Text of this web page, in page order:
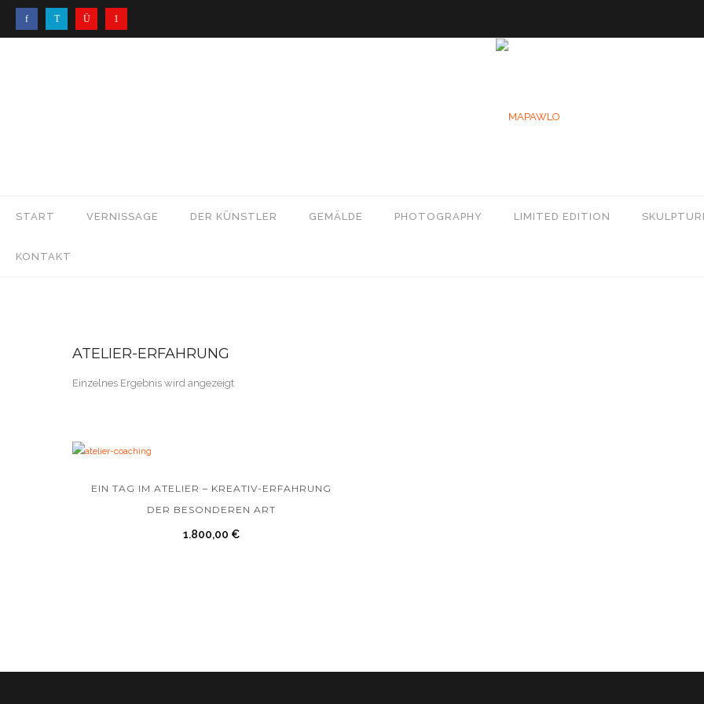
START VERNISSAGE DER KÜNSTLER GEMÄLDE PHOTOGRAPHY LIMITED EDITION
KONTAKT
ATELIER-ERFAHRUNG
Einzelnes Ergebnis wird angezeigt
EIN TAG IM ATELIER – KREATIV-ERFAHRUNG
DER BESONDEREN ART
1.800,00 €